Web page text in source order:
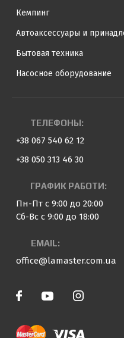
Кемпинг
Автоаксессуары и
Бытовая техника
Насосное оборудование
ТЕЛЕФОНЫ:
+38 067 540 62 12
+38 050 313 46 30
ГРАФИК РАБОТИ:
Пн-Пт с 9:00 до 20:00
Сб-Вс с 9:00 до 18:00
EMAIL:
office@lamaster.com.ua